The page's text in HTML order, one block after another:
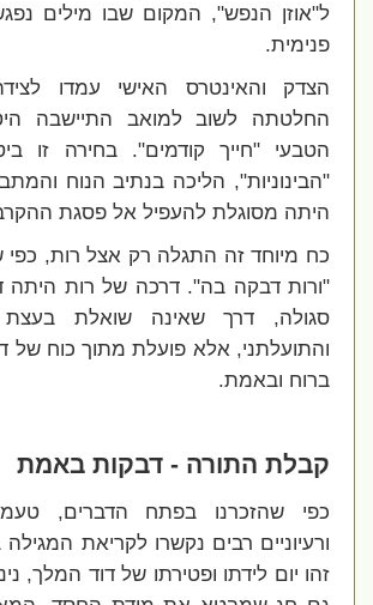
ל"אוזן הנפש", המקום שבו מילים
פנימית.
הצדק והאינטרס האישי עמדו
החלטתה לשוב למואב התיישבה
הטבעי "חייך קודמים". בחירה זו
"הבינוניות", הליכה בנתיב הנוח
היתה מסוגלת להעפיל אל פסגת
כח מיוחד זה התגלה רק אצל רות, כפי
"ורות דבקה בה". דרכה של רות היתה
סגולה, דרך שאינה שואלת בעצת
והתועלתני, אלא פועלת מתוך כוח של
ברוח ובאמת.
קבלת התורה - דבקות באמת
כפי שהזכרנו בפתח הדברים, טעמים
ורעיוניים רבים נקשרו לקריאת המגילה
זהו יום לידתו ופטירתו של דוד המלך,